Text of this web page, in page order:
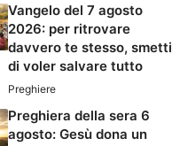
Vangelo del 7 agosto
2026: per ritrovare
davvero te stesso, smetti
di voler salvare tutto
Preghiere
Preghiera della sera 6
agosto: Gesù dona un